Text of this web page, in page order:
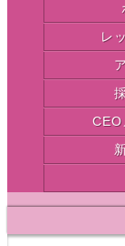
レ
CEO